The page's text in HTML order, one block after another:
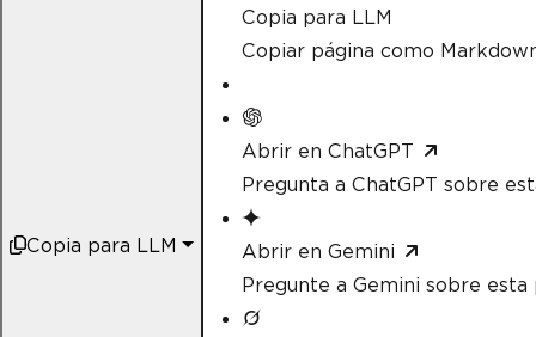
Copia para LLM
Copia para LLM
Copiar página como
Abrir en ChatGPT
Pregunta a ChatGPT sobre
Abrir en Gemini
Pregunte a Gemini sobre esta